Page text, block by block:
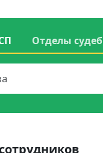
Отделы